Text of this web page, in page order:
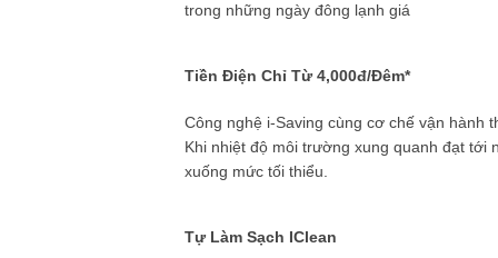
trong những ngày đông lạnh giá
Tiền Điện Chỉ Từ 4,000đ/Đêm*
Công nghệ i-Saving cùng cơ chế vận hành
Khi nhiệt độ môi trường xung quanh đạt tới
xuống mức tối thiểu.
Tự Làm Sạch IClean